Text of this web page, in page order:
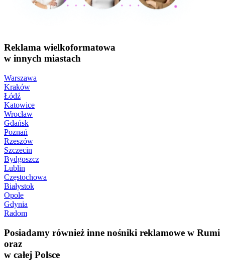
Reklama wielkoformatowa
w innych miastach
Warszawa
Kraków
Łódź
Katowice
Wrocław
Gdańsk
Poznań
Rzeszów
Szczecin
Bydgoszcz
Lublin
Częstochowa
Białystok
Opole
Gdynia
Radom
Posiadamy również inne nośniki reklamowe w Rumi
oraz
w całej Polsce